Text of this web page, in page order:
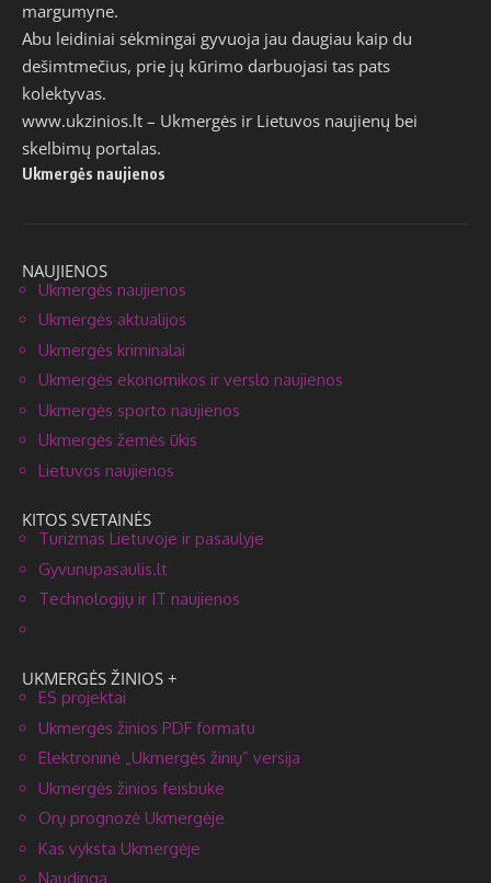
margumyne.
Abu leidiniai sėkmingai gyvuoja jau daugiau kaip du
dešimtmečius, prie jų kūrimo darbuojasi tas pats
kolektyvas.
www.ukzinios.lt – Ukmergės ir Lietuvos naujienų bei
skelbimų portalas.
Ukmergės naujienos
NAUJIENOS
Ukmergės naujienos
Ukmergės aktualijos
Ukmergės kriminalai
Ukmergės ekonomikos ir verslo naujienos
Ukmergės sporto naujienos
Ukmergės žemės ūkis
Lietuvos naujienos
KITOS SVETAINĖS
Turizmas Lietuvoje ir pasaulyje
Gyvunupasaulis.lt
Technologijų ir IT naujienos
UKMERGĖS ŽINIOS +
ES projektai
Ukmergės žinios PDF formatu
Elektroninė „Ukmergės žinių” versija
Ukmergės žinios feisbuke
Orų prognozė Ukmergėje
Kas vyksta Ukmergėje
Naudinga